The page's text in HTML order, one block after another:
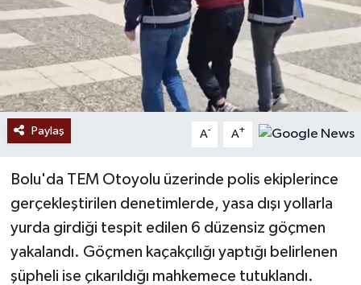
Paylaş A- A+
Bolu'da TEM Otoyolu üzerinde polis ekiplerince
gerçekleştirilen denetimlerde, yasa dışı yollarla
yurda girdiği tespit edilen 6 düzensiz göçmen
yakalandı. Göçmen kaçakçılığı yaptığı belirlenen
şüpheli ise çıkarıldığı mahkemece tutuklandı.